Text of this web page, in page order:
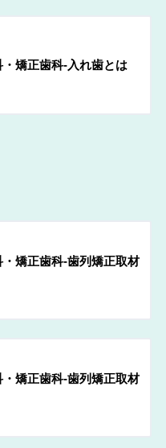
矯正歯科-入れ歯とは
矯正歯科-歯列矯正取材
矯正歯科-歯列矯正取材